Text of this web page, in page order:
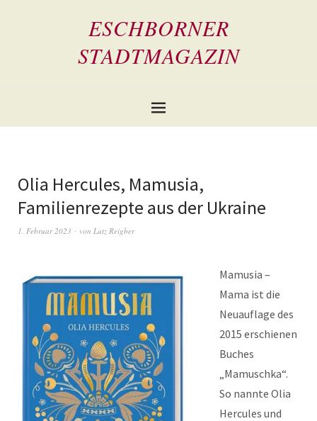
ESCHBORNER
STADTMAGAZIN
Olia Hercules, Mamusia,
Familienrezepte aus der Ukraine
1. Februar 2023 von Lutz Reigber
Mamusia –
Mama ist die
Neuauflage des
2015 erschienen
Buches
„Mamuschka“.
So nannte Olia
Hercules und